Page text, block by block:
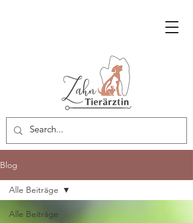
Blog
Alle Beiträge
Alle Beiträge